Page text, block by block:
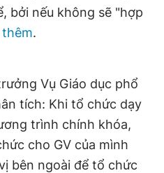
bởi nếu không sẽ "hợp
.
Vụ Giáo dục phổ
tích: Khi tổ chức dạy
trình chính khóa,
cho GV của mình
bên ngoài để tổ chức